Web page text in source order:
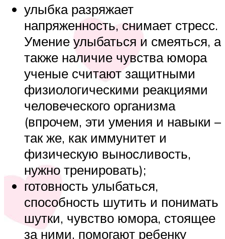
улыбка разряжает
напряженность, снимает стресс.
Умение улыбаться и смеяться, а
также наличие чувства юмора
ученые считают защитными
физиологическими реакциями
человеческого организма
(впрочем, эти умения и навыки –
так же, как иммунитет и
физическую выносливость,
нужно тренировать);
готовность улыбаться,
способность шутить и понимать
шутки, чувство юмора, стоящее
за ними, помогают ребенку